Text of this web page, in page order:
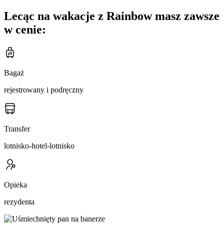
Lecąc na wakacje z Rainbow masz zawsze
w cenie:
Bagaż
rejestrowany i podręczny
Transfer
lotnisko-hotel-lotnisko
Opieka
rezydenta